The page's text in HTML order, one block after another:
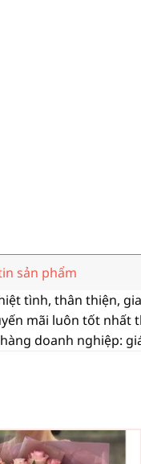
sản phẩm
tình, thân thiện,
mãi luôn tốt nhất
doanh nghiệp: